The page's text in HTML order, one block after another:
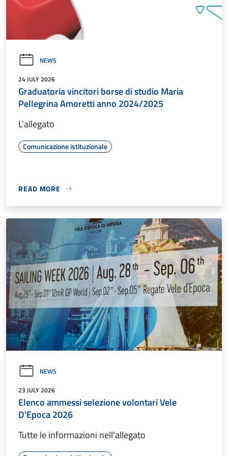
NEWS
24 JULY 2026
Graduatoria vincitori borse di studio Maria
Pellegrina Amoretti anno 2024/2025
L'allegato
Comunicazione istituzionale
READ MORE
NEWS
23 JULY 2026
Elenco ammessi selezione volontari Vele
D'Epoca 2026
Tutte le informazioni nell'allegato